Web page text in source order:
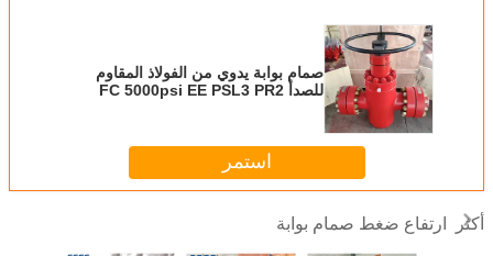
صمام بوابة يدوي من الفولاذ المقاوم
للصدأ FC 5000psi EE PSL3 PR2
استمر
أكثر ارتفاع ضغط صمام بوابة